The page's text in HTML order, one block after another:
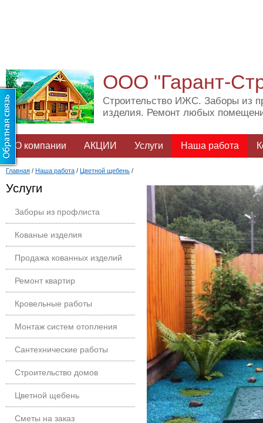
ООО "Гарант-
Строительство ИЖС. Заборы из
изделия. Ремонт любых
О компании АКЦИИ Услуги Наша работа
Главная / Наша работа / Цветной щебень /
Услуги
Заборы из профлиста
Кованые изделия
Продажа кованных изделий
Ремонт квартир
Кровельные работы
Монтаж систем отопления
Сантехнические работы
Строительство домов
Цветной щебень
Сметы на заказ